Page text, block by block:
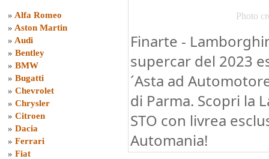
» Alfa Romeo
» Aston Martin
» Audi
» Bentley
» BMW
» Bugatti
» Chevrolet
» Chrysler
» Citroen
» Dacia
» Ferrari
» Fiat
Photo
Finarte -
supercar del 2023
´Asta ad
di Parma. Scopri la
STO con livrea
Automania!